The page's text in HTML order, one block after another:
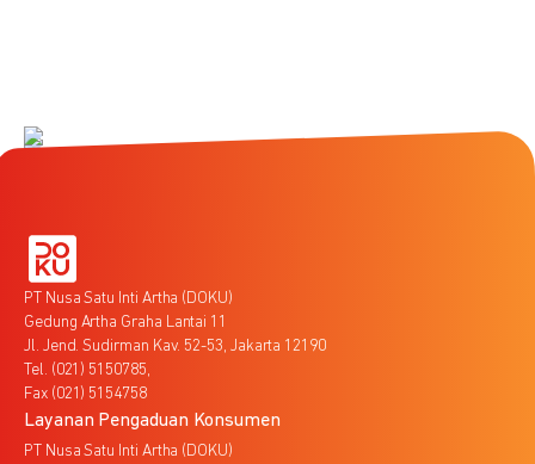
PT Nusa Satu Inti Artha (DOKU)
Gedung Artha Graha Lantai 11
Jl. Jend. Sudirman Kav. 52-53, Jakarta 12190
Tel. (021) 5150785,
Fax (021) 5154758
Layanan Pengaduan Konsumen
PT Nusa Satu Inti Artha (DOKU)